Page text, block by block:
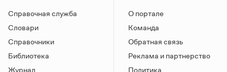
Справочная служба
Словари
Справочники
Библиотека
Журнал
О портале
Команда
Обратная связь
Реклама и партнерство
Политика